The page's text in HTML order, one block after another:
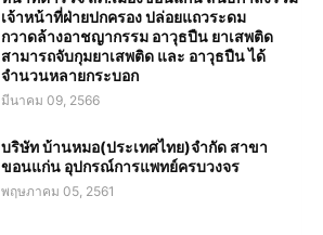
เจ้าหน้าที่ฝ่ายปกครอง ปล่อยแถวระดม
กวาดล้างอาชญากรรม อาวุธปืน ยาเสพติด
สามารถจับกุมยาเสพติด และ อาวุธปืน ได้
จำนวนหลายกระบอก
มีนาคม 09, 2566
บริษัท บ้านหมอ(ประเทศไทย)จำกัด สาขา
ขอนแก่น อุปกรณ์การแพทย์ครบวงจร
พฤษภาคม 05, 2561